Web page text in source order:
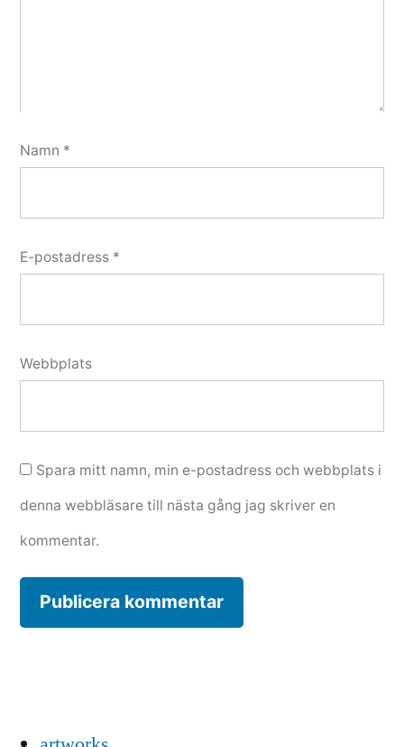
Namn *
E-postadress *
Webbplats
Spara mitt namn, min e-postadress och webbplats i
denna webbläsare till nästa gång jag skriver en
kommentar.